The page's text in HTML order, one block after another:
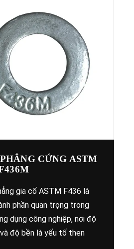
CỨNG ASTM
gia cố ASTM F436 là
phần quan trọng trong
dụng công nghiệp, nơi độ
độ bền là yếu tố then